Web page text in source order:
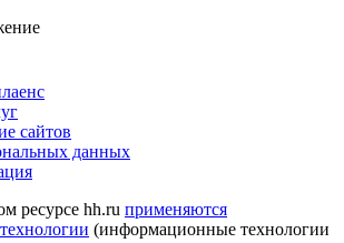
сайтов
данных
ресурсе hh.ru применяются
(информационные технологии